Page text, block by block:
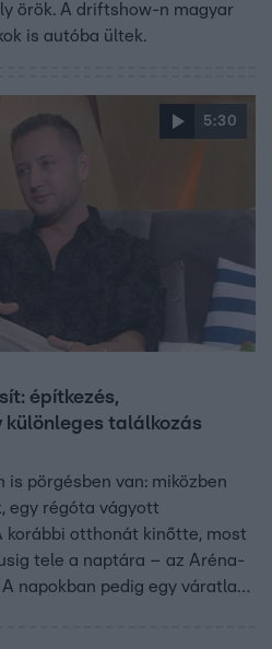
örök. A driftshow-n magyar
is autóba ültek.
5:30
építkezés,
találkozás
is pörgésben van: miközben
egy régóta vágyott
korábbi otthonát kinőtte, most
tele a naptára – az Aréna-
napokban pedig egy váratlan,